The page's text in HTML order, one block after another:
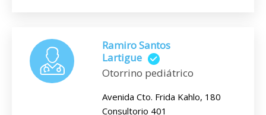
Ramiro Santos
Lartigue
Otorrino pediátrico
Avenida Cto. Frida Kahlo, 180
Consultorio 401